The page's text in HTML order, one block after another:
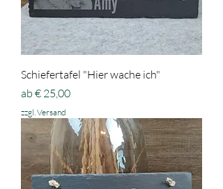
Schiefertafel "Hier wache ich"
ab € 25,00
Sale-Preis
zzgl. Versand